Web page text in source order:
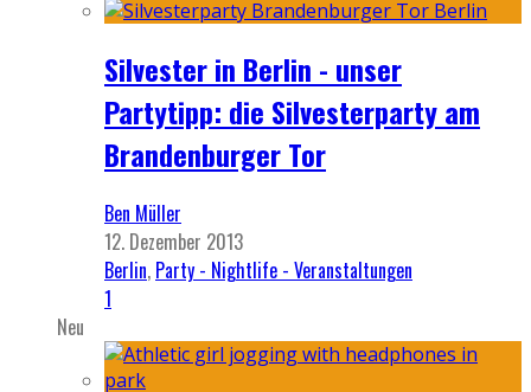
Silvester in Berlin - unser
Partytipp: die Silvesterparty am
Brandenburger Tor
Ben Müller
12. Dezember 2013
Berlin, Party - Nightlife - Veranstaltungen
1
Neu